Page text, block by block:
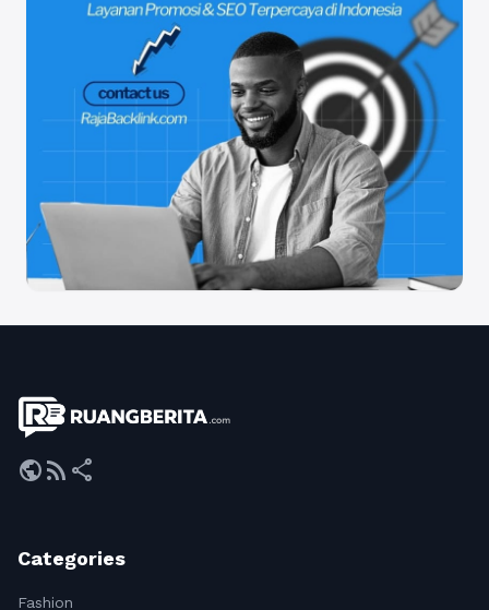
publicrss_feed share
Categories
Fashion